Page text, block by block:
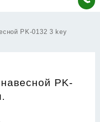
PK-0132 3 key
PK-